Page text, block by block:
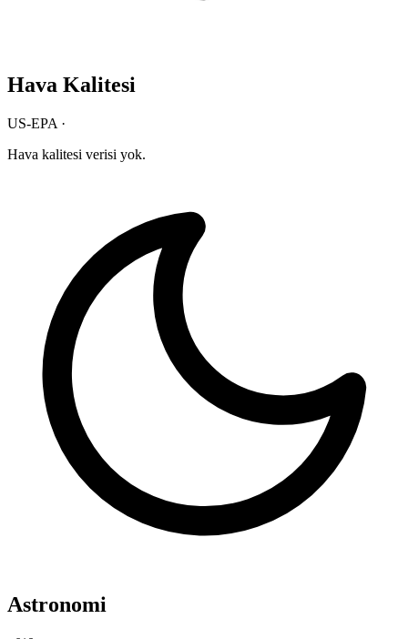
Hava Kalitesi
US-EPA ·
Hava kalitesi verisi yok.
Astronomi